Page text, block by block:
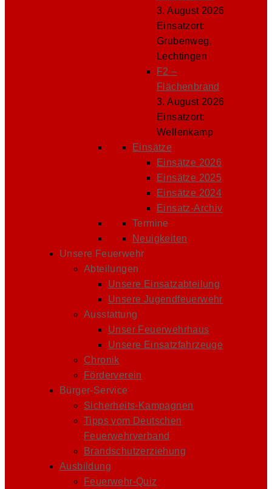
3. August 2026
Einsatzort:
Grubenweg,
Lechtingen
F2 –
Flächenbrand
3. August 2026
Einsatzort:
Wellenkamp
Einsätze
Einsätze 2026
Einsätze 2025
Einsätze 2024
Einsatz-Archiv
Termine
Neuigkeiten
Unsere Feuerwehr
Abteilungen
Unsere Einsatzabteilung
Unsere Jugendfeuerwehr
Ausstattung
Unser Feuerwehrhaus
Unsere Einsatzfahrzeuge
Chronik
Förderverein
Bürger-Service
Sicherheits-Kampagnen
Tipps vom Deutschen
Feuerwehrverband
Brandschutzerziehung
Ausbildung
Feuerwehr-Quiz